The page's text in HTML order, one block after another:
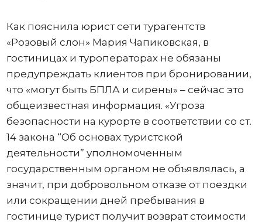
Как пояснила юрист сети турагентств
«Розовый слон» Мария Чапиковская, в
гостиницах и туроператорах не обязаны
предупреждать клиентов при бронировании,
что «могут быть БПЛА и сирены» – сейчас это
общеизвестная информация. «Угроза
безопасности на курорте в соответствии со ст.
14 закона “Об основах туристской
деятельности” уполномоченным
государственным органом не объявлялась, а
значит, при добровольном отказе от поездки
или сокращении дней пребывания в
гостинице турист получит возврат стоимости